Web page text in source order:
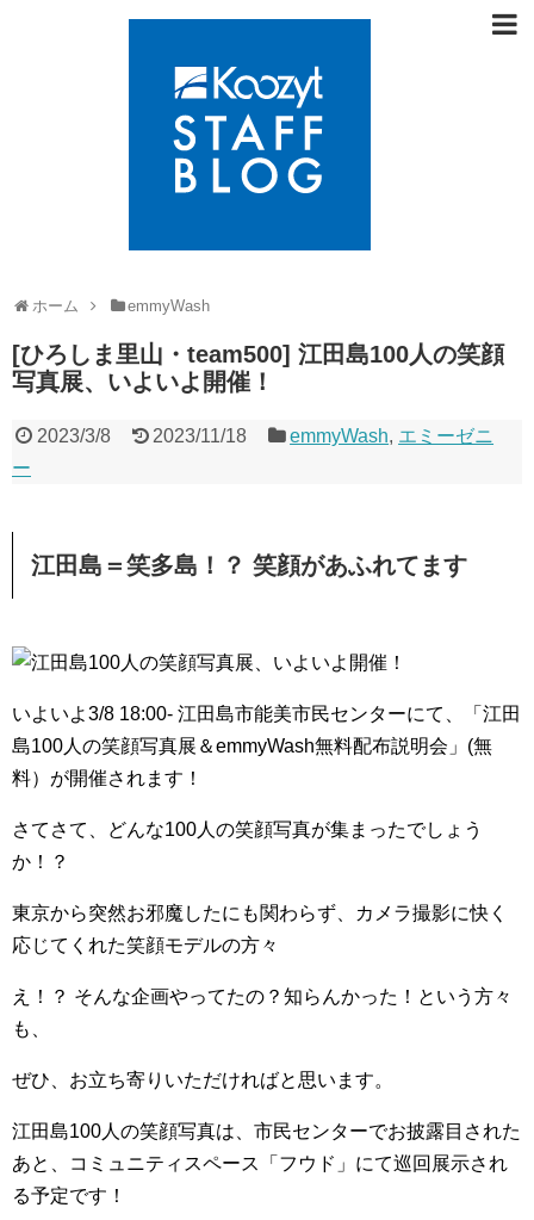
ホーム emmyWash
[ひろしま里山・team500] 江田島100人の笑顔
写真展、いよいよ開催！
2023/3/8 2023/11/18 emmyWash, エミーゼニ
ー
江田島＝笑多島！？ 笑顔があふれてます
いよいよ3/8 18:00- 江田島市能美市民センターにて、「江田
島100人の笑顔写真展＆emmyWash無料配布説明会」(無
料）が開催されます！
さてさて、どんな100人の笑顔写真が集まったでしょう
か！？
東京から突然お邪魔したにも関わらず、カメラ撮影に快く
応じてくれた笑顔モデルの方々
え！？ そんな企画やってたの？知らんかった！という方々
も、
ぜひ、お立ち寄りいただければと思います。
江田島100人の笑顔写真は、市民センターでお披露目された
あと、コミュニティスペース「フウド」にて巡回展示され
る予定です！